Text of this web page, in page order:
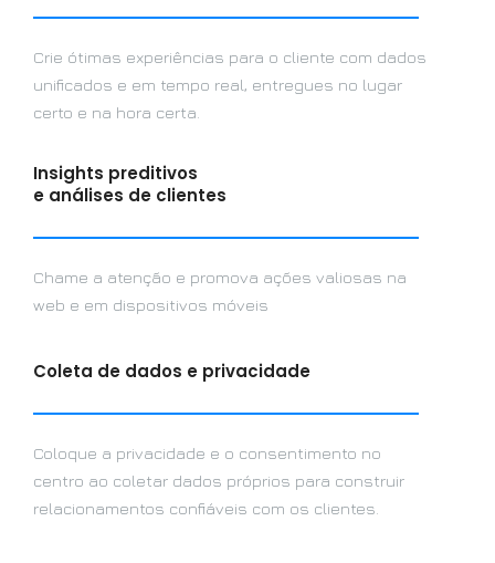
Crie ótimas experiências para o cliente com dados
unificados e em tempo real, entregues no lugar
certo e na hora certa.
Insights preditivos
e análises de clientes
Chame a atenção e promova ações valiosas na
web e em dispositivos móveis
Coleta de dados e privacidade
Coloque a privacidade e o consentimento no
centro ao coletar dados próprios para construir
relacionamentos confiáveis ​​com os clientes.